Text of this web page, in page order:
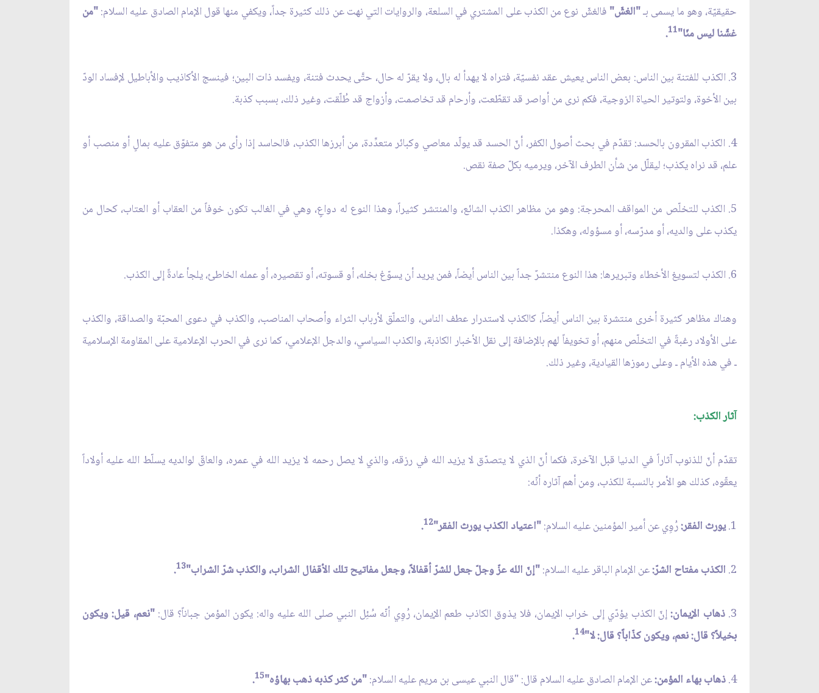
حقيقيّة، وهو ما يسمى بـ"الغشّ" فالغشّ نوع من الكذب على المشتري في السلعة، والروايات التي نهت عن ذلك كثيرة جداً، ويكفي منها قول الإمام الصادق عليه السلام:"من
غشّنا ليس منّا"11
.
3. الكذب للفتنة بين الناس: بعض الناس يعيش عقد نفسيّة، فتراه لا يهدأ له بال، ولا يقرّ له حال، حتَّى يحدث فتنة، ويفسد ذات البين؛ فينسج الأكاذيب والأباطيل لإفساد الودّ
بين الأخوة، ولتوتير الحياة الزوجية، فكم نرى من أواصر قد تقطّعت، وأرحام قد تخاصمت، وأزواج قد طُلّقت، وغير ذلك، بسبب كذبة.
4. الكذب المقرون بالحسد: تقدّم في بحث أصول الكفر، أنّ الحسد قد يولّد معاصي وكبائر متعدِّدة، من أبرزها الكذب، فالحاسد إذا رأى من هو متفوّق عليه بمالٍ أو منصب أو
علم، قد نراه يكذب؛ ليقلّل من شأن الطرف الآخر، ويرميه بكلّ صفة نقص.
5. الكذب للتخلّص من المواقف المحرجة: وهو من مظاهر الكذب الشائع، والمنتشر كثيراً، وهذا النوع له دواعٍ، وهي في الغالب تكون خوفاً من العقاب أو العتاب، كحال من
يكذب على والديه، أو مدرّسه، أو مسؤوله، وهكذا.
6. الكذب لتسويغ الأخطاء وتبريرها: هذا النوع منتشرٌ جداً بين الناس أيضاً، فمن يريد أن يسوّغ بخله، أو قسوته، أو تقصيره، أو عمله الخاطئ، يلجأ عادةً إلى الكذب.
وهناك مظاهر كثيرة أخرى منتشرة بين الناس أيضاً، كالكذب لاستدرار عطف الناس، والتملّق لأرباب الثراء وأصحاب المناصب، والكذب في دعوى المحبّة والصداقة، والكذب
على الأولاد رغبةً في التخلّص منهم، أو تخويفاً لهم بالإضافة إلى نقل الأخبار الكاذبة، والكذب السياسي، والدجل الإعلامي، كما نرى في الحرب الإعلامية على المقاومة الإسلامية
ـ في هذه الأيام ـ وعلى رموزها القيادية، وغير ذلك.
آثار الكذب:
تقدّم أنّ للذنوب آثاراً في الدنيا قبل الآخرة، فكما أنّ الذي لا يتصدّق لا يزيد الله في رزقه، والذي لا يصل رحمه لا يزيد الله في عمره، والعاقّ لوالديه يسلّط الله عليه أولاداً
يعقّوه، كذلك هو الأمر بالنسبة للكذب، ومن أهم آثاره أنّه:
1. يورث الفقر:رُوِي عن أمير المؤمنين عليه السلام:"اعتياد الكذب يورث الفقر"12
.
2. الكذب مفتاح الشرّ:عن الإمام الباقر عليه السلام:"إنّ الله عزّ وجلّ جعل للشرّ أقفالاً، وجعل مفاتيح تلك الأقفال الشراب، والكذب شرّ الشراب"13
.
3. ذهاب الإيمان:إنّ الكذب يؤدّي إلى خراب الإيمان، فلا يذوق الكاذب طعم الإيمان، رُوِي أنّه سُئِل النبي صلى الله عليه واله: يكون المؤمن جباناً؟ قال:"نعم، قيل: ويكون
بخيلاً؟ قال: نعم، ويكون كذّاباً؟ قال: لا"14
.
4. ذهاب بهاء المؤمن:عن الإمام الصادق عليه السلام قال: "قال النبي عيسى بن مريم عليه السلام:"من كثر كذبه ذهب بهاؤه"15
.